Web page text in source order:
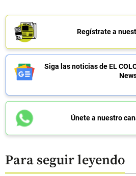
Regístrate a
Siga las noticias de EL
Únete a nuestro
Para seguir leyendo